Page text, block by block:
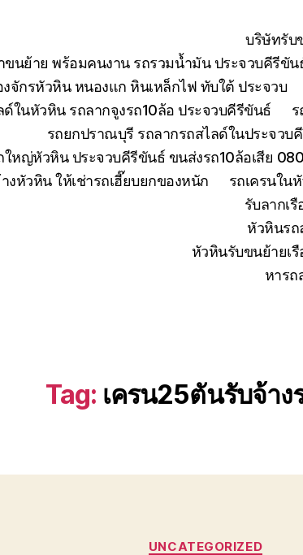
บริษัทรับ
ขนย้าย พร้อมคนงาน รถรวมน้ำมัน ประจวบคีรีขัน
งจักรหัวหิน หนองแก หินเหล็กไฟ ทับใต้ ประจวบ
ด์ในหัวหิน รถลากจูงรถ10ล้อ ประจวบคีรีขันธ์
รถยกปราณบุรี รถลากรถสไลด์ในประจวบ
ใหญ่หัวหิน ประจวบคีรีขันธ์ ขนส่งรถ10ล้อเสีย
งหัวหิน ให้เช่ารถเฮี๊ยบยกของหนัก
รถเครนใน
รับลากเ
หัวหินรถ
หัวหินรับขนย้ายเ
หารถ
Tag: เครน25ตันรับจ้าง
Categories
UNCATEGORIZED